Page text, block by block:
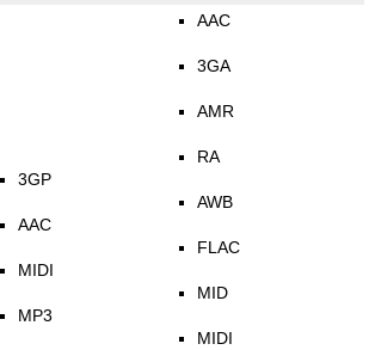
3GP
AAC
MIDI
MP3
AAC
3GA
AMR
RA
AWB
FLAC
MID
MIDI